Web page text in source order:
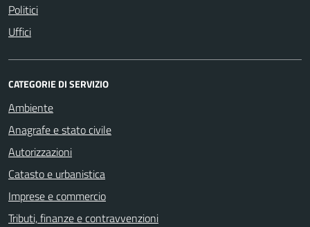
Politici
Uffici
CATEGORIE DI SERVIZIO
Ambiente
Anagrafe e stato civile
Autorizzazioni
Catasto e urbanistica
Imprese e commercio
Tributi, finanze e contravvenzioni